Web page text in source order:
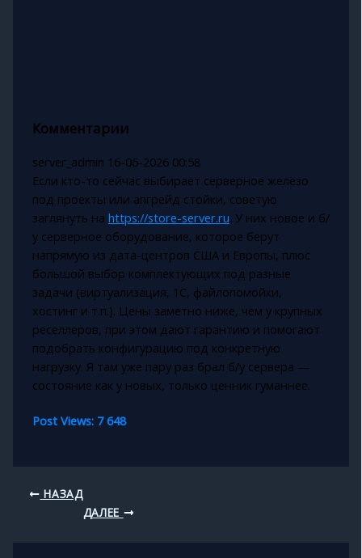
Комментарии
server_admin 16-06-2026 00:58
Если кто-то сейчас выбирает серверное железо
под проекты или апгрейд стойки, советую
заглянуть на https://store-server.ru. У них новое и б/
у серверное оборудование, которое берут
напрямую из дата-центров США и Европы, плюс
большой выбор комплектующих под разные
задачи (виртуализация, 1С, файлопомойки,
хостинг и т.п.). Цены заметно ниже, чем у крупных
реселлеров, при этом дают гарантию и помогают
подобрать конфигурацию под конкретную
нагрузку. Я там уже пару раз брал б/у сервера —
состояние как у новых, только ценник гуманнее.
Post Views: 7 648
НАЗАД
ДАЛЕЕ